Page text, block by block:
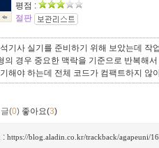
평점 :
절판
기사 실기를 준비하기 위해 보았는데 작
의 경우 중요한 맥락을 기준으로 반복해
해야 하는데 전체 코드가 컴팩트하지 않
(0) 좋아요(3)
: https://blog.aladin.co.kr/trackback/agapeuni/